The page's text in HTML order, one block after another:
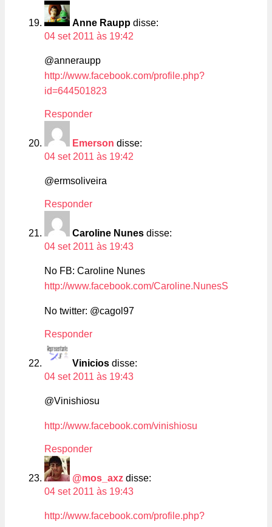
Anne Raupp disse:
04 set 2011 às 19:42
@anneraupp
http://www.facebook.com/profile.php?
id=644501823
Responder
Emerson disse:
04 set 2011 às 19:42
@ermsoliveira
Responder
Caroline Nunes disse:
04 set 2011 às 19:43
No FB: Caroline Nunes
http://www.facebook.com/Caroline.NunesS
No twitter: @cagol97
Responder
Vinicios disse:
04 set 2011 às 19:43
@Vinishiosu
http://www.facebook.com/vinishiosu
Responder
@mos_axz disse:
04 set 2011 às 19:43
http://www.facebook.com/profile.php?